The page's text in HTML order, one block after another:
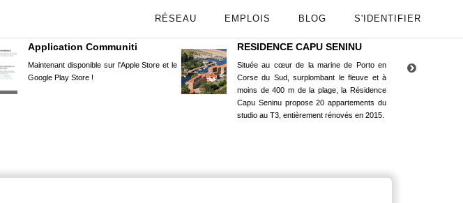
RÉSEAU EMPLOIS BLOG S'IDENTIFIER
Application Communiti
Maintenant disponible sur l'Apple Store et le
Google Play Store !
RESIDENCE CAPU SENINU
Située au cœur de la marine de Porto en
Corse du Sud, surplombant le fleuve et à
moins de 400 m de la plage, la Résidence
Capu Seninu propose 20 appartements du
studio au T3, entièrement rénovés en 2015.